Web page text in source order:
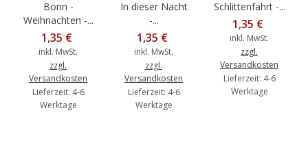
Bonn -
Weihnachten -...
1,35 €
inkl. MwSt.
zzgl.
Versandkosten
Lieferzeit: 4-6
Werktage
In dieser Nacht
-...
1,35 €
inkl. MwSt.
zzgl.
Versandkosten
Lieferzeit: 4-6
Werktage
Schlittenfahrt -...
1,35 €
inkl. MwSt.
zzgl.
Versandkosten
Lieferzeit: 4-6
Werktage